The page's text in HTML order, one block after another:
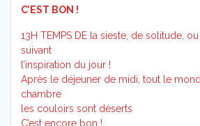
C’EST BON !
13H TEMPS DE la sieste, de solitude,
suivant
l’inspiration du jour !
Après le déjeuner de midi, tout le
chambre
les couloirs sont déserts
C’est encore bon !